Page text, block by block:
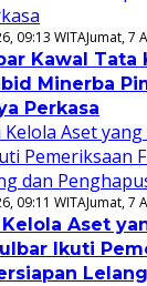
09:13 WITAJumat, 7
Kawal Tata
Minerba
Perkasa
09:11 WITAJumat, 7
Aset
Ikuti